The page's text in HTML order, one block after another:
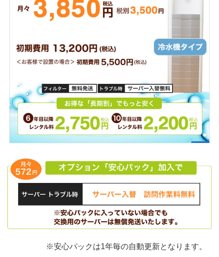
※安心パックは1年毎の自動更新となります。